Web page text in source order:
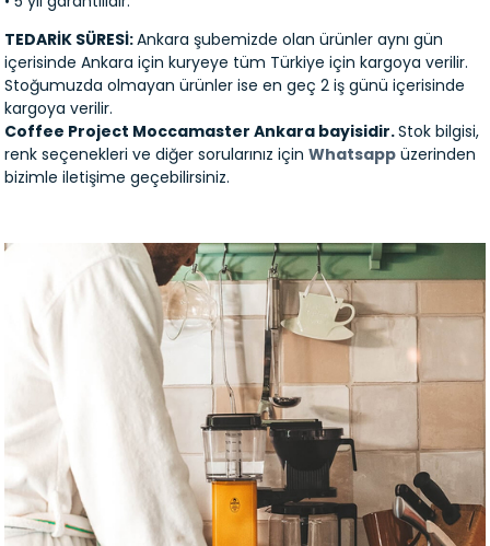
TEDARİK SÜRESİ:Ankara şubemizde olan ürünler aynı gün
içerisinde Ankara için kuryeye tüm Türkiye için kargoya verilir.
Stoğumuzda olmayan ürünler ise en geç 2 iş günü içerisinde
kargoya verilir.
Coffee Project Moccamaster Ankara bayisidir.Stok bilgisi,
renk seçenekleri ve diğer sorularınız içinWhatsapp üzerinden
bizimle iletişime geçebilirsiniz.